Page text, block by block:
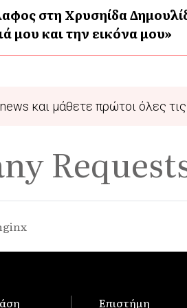
στη Χρυσηίδα
μου και την εικόνα μου»
και μάθετε πρώτοι όλες τις
Επιστήμη